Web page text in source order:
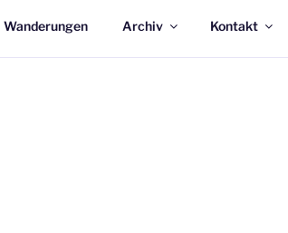
Wanderungen Archiv Kontakt